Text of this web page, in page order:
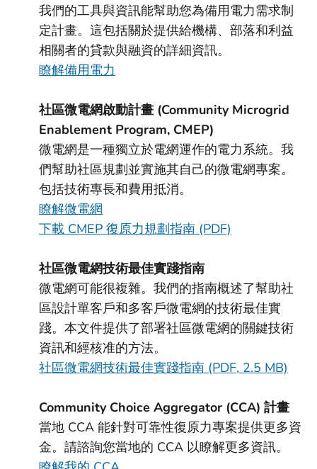
我們的工具與資訊能幫助您為備用電力需求制
定計畫。這包括關於提供給機構、部落和利益
相關者的貸款與融資的詳細資訊。
瞭解備用電力
社區微電網啟動計畫 (Community Microgrid
Enablement Program, CMEP)
微電網是一種獨立於電網運作的電力系統。我
們幫助社區規劃並實施其自己的微電網專案。
包括技術專長和費用抵消。
瞭解微電網
下載 CMEP 復原力規劃指南 (PDF)
社區微電網技術最佳實踐指南
微電網可能很複雜。我們的指南概述了幫助社
區設計單客戶和多客戶微電網的技術最佳實
踐。本文件提供了部署社區微電網的關鍵技術
資訊和經核准的方法。
社區微電網技術最佳實踐指南 (PDF, 2.5 MB)
Community Choice Aggregator (CCA) 計畫
當地 CCA 能針對可靠性復原力專案提供更多資
金。請諮詢您當地的 CCA 以瞭解更多資訊。